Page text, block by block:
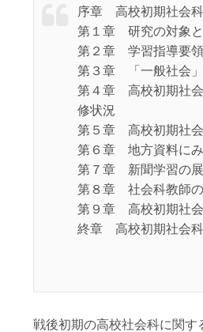
序章 高校初期社会
第１章 研究の対象
第２章 学習指導要
第３章 「一般社会
第４章 高校初期社会
修状況
第５章 高校初期社
第６章 地方資料にみ
第７章 新聞学習の展
第８章 社会科教師
第９章 高校初期社
終章 高校初期社会
戦後初期の高校社会科に関す